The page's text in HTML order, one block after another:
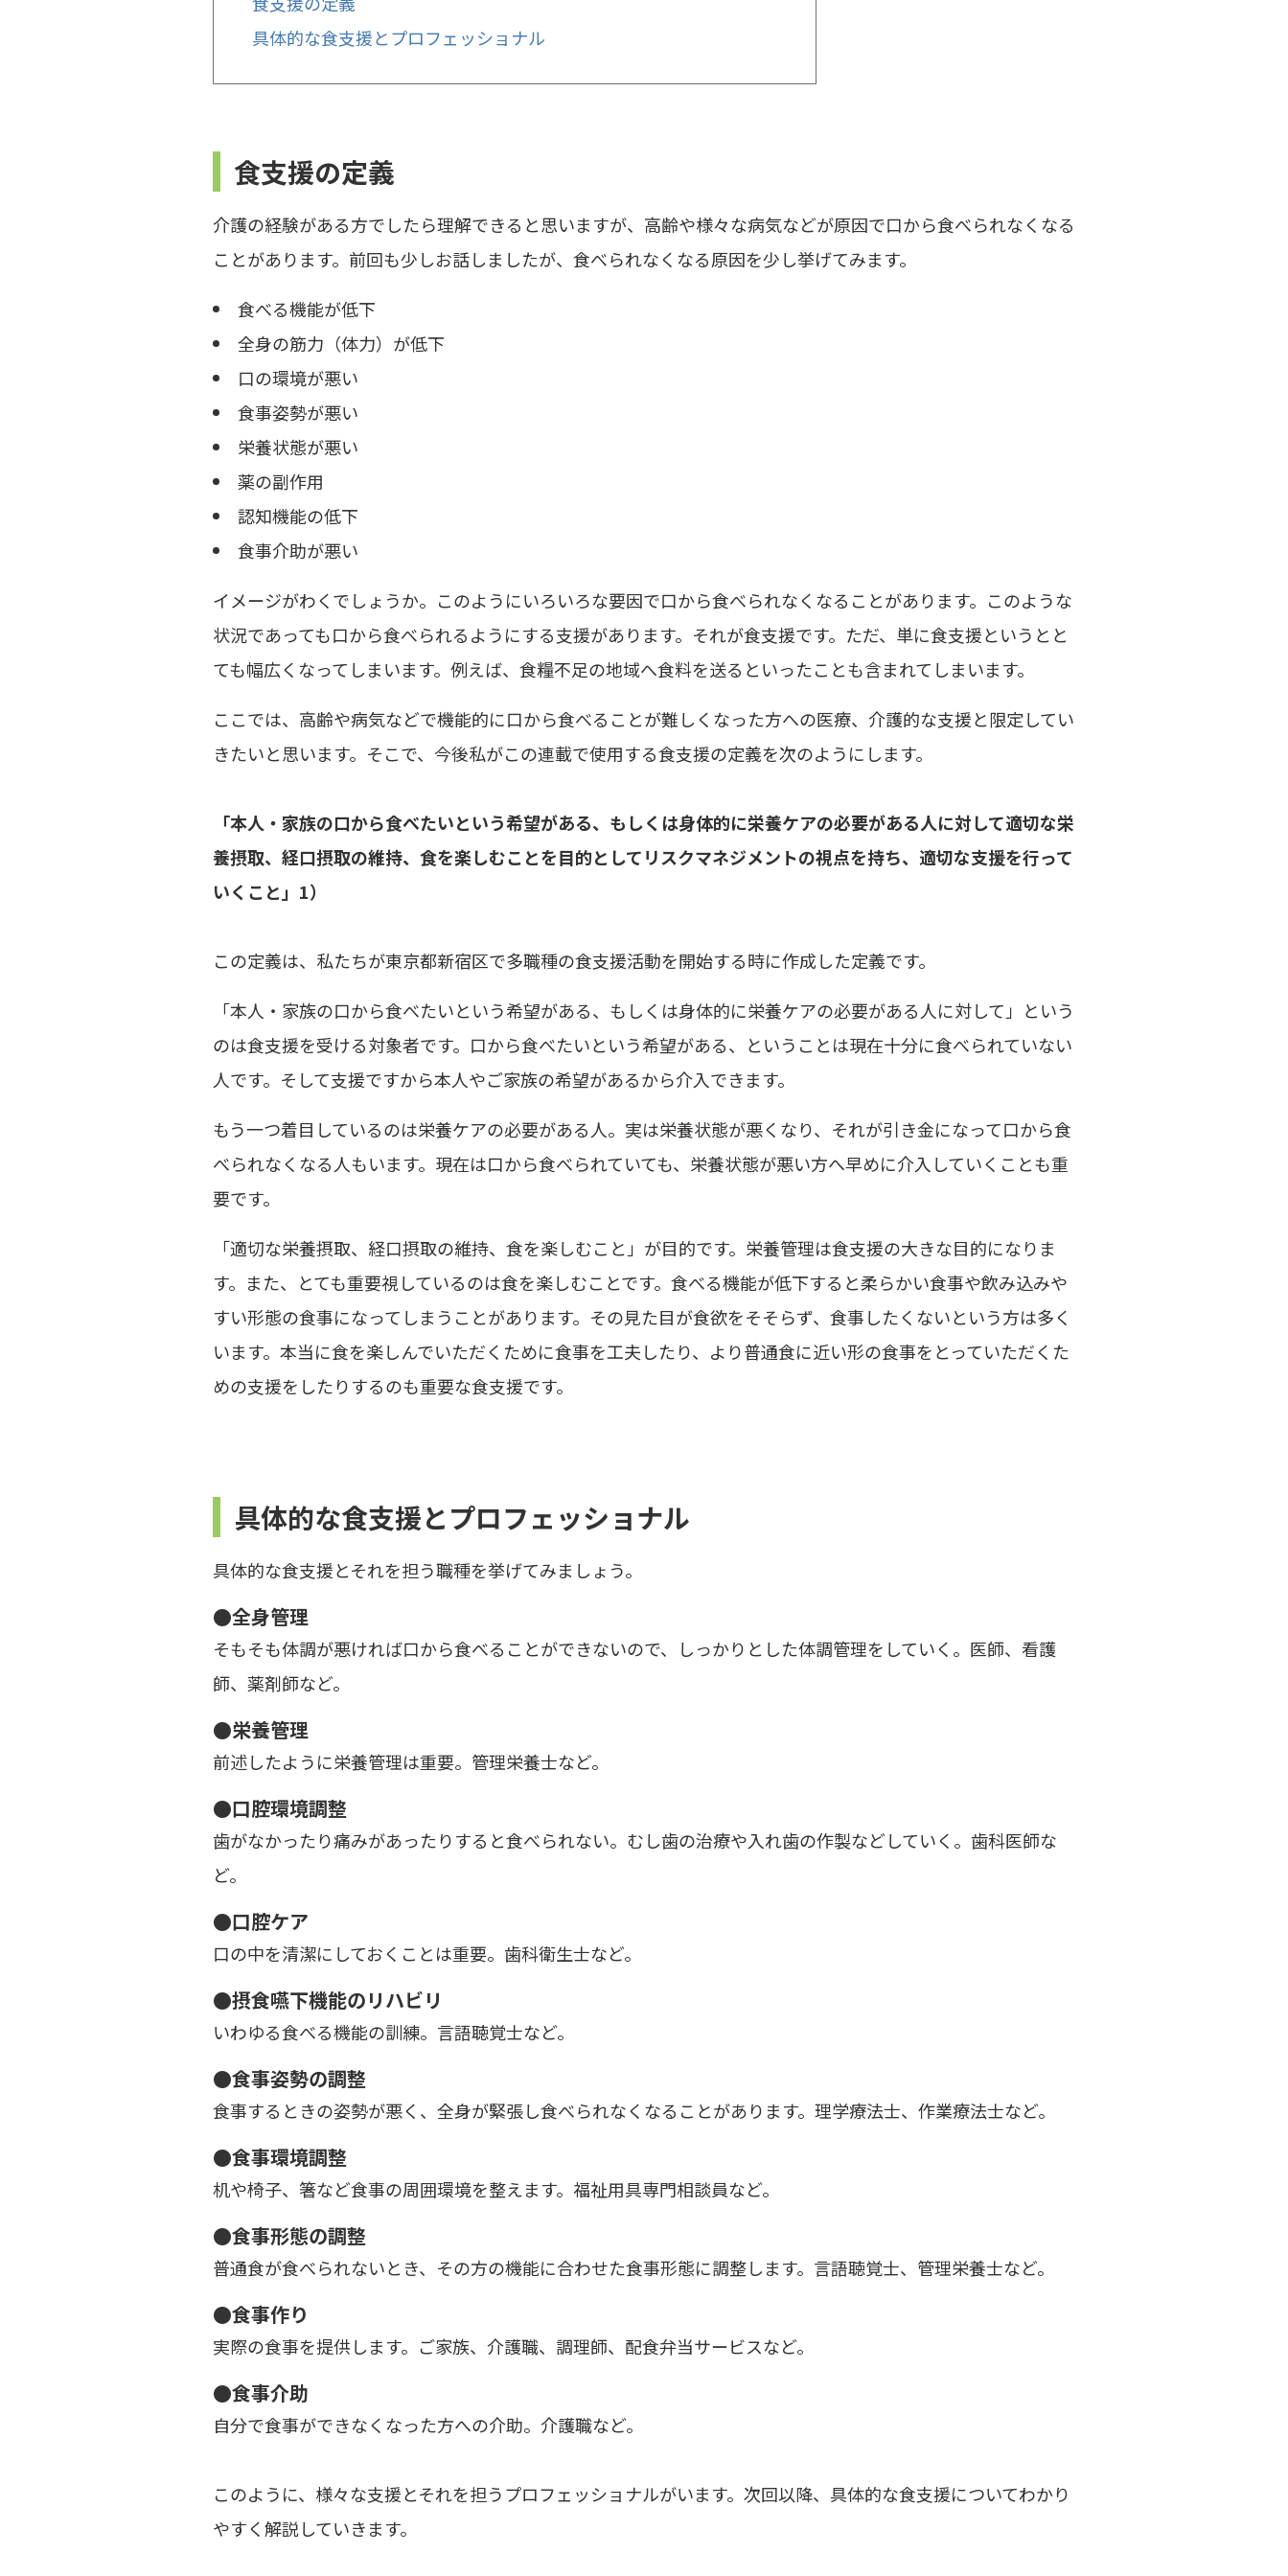
具体的な食支援とプロフェッショナル
食支援の定義
介護の経験がある方でしたら理解できると思いますが、高齢や様々な病気などが原因で口から食べられなくなる
ことがあります。前回も少しお話しましたが、食べられなくなる原因を少し挙げてみます。
食べる機能が低下
全身の筋力（体力）が低下
口の環境が悪い
食事姿勢が悪い
栄養状態が悪い
薬の副作用
認知機能の低下
食事介助が悪い
イメージがわくでしょうか。このようにいろいろな要因で口から食べられなくなることがあります。このような
状況であっても口から食べられるようにする支援があります。それが食支援です。ただ、単に食支援というとと
ても幅広くなってしまいます。例えば、食糧不足の地域へ食料を送るといったことも含まれてしまいます。
ここでは、高齢や病気などで機能的に口から食べることが難しくなった方への医療、介護的な支援と限定してい
きたいと思います。そこで、今後私がこの連載で使用する食支援の定義を次のようにします。
「本人・家族の口から食べたいという希望がある、もしくは身体的に栄養ケアの必要がある人に対して適切な栄
養摂取、経口摂取の維持、食を楽しむことを目的としてリスクマネジメントの視点を持ち、適切な支援を行って
いくこと」1）
この定義は、私たちが東京都新宿区で多職種の食支援活動を開始する時に作成した定義です。
「本人・家族の口から食べたいという希望がある、もしくは身体的に栄養ケアの必要がある人に対して」という
のは食支援を受ける対象者です。口から食べたいという希望がある、ということは現在十分に食べられていない
人です。そして支援ですから本人やご家族の希望があるから介入できます。
もう一つ着目しているのは栄養ケアの必要がある人。実は栄養状態が悪くなり、それが引き金になって口から食
べられなくなる人もいます。現在は口から食べられていても、栄養状態が悪い方へ早めに介入していくことも重
要です。
「適切な栄養摂取、経口摂取の維持、食を楽しむこと」が目的です。栄養管理は食支援の大きな目的になりま
す。また、とても重要視しているのは食を楽しむことです。食べる機能が低下すると柔らかい食事や飲み込みや
すい形態の食事になってしまうことがあります。その見た目が食欲をそそらず、食事したくないという方は多く
います。本当に食を楽しんでいただくために食事を工夫したり、より普通食に近い形の食事をとっていただくた
めの支援をしたりするのも重要な食支援です。
具体的な食支援とプロフェッショナル
具体的な食支援とそれを担う職種を挙げてみましょう。
●全身管理
そもそも体調が悪ければ口から食べることができないので、しっかりとした体調管理をしていく。医師、看護
師、薬剤師など。
●栄養管理
前述したように栄養管理は重要。管理栄養士など。
●口腔環境調整
歯がなかったり痛みがあったりすると食べられない。むし歯の治療や入れ歯の作製などしていく。歯科医師な
ど。
●口腔ケア
口の中を清潔にしておくことは重要。歯科衛生士など。
●摂食嚥下機能のリハビリ
いわゆる食べる機能の訓練。言語聴覚士など。
●食事姿勢の調整
食事するときの姿勢が悪く、全身が緊張し食べられなくなることがあります。理学療法士、作業療法士など。
●食事環境調整
机や椅子、箸など食事の周囲環境を整えます。福祉用具専門相談員など。
●食事形態の調整
普通食が食べられないとき、その方の機能に合わせた食事形態に調整します。言語聴覚士、管理栄養士など。
●食事作り
実際の食事を提供します。ご家族、介護職、調理師、配食弁当サービスなど。
●食事介助
自分で食事ができなくなった方への介助。介護職など。
このように、様々な支援とそれを担うプロフェッショナルがいます。次回以降、具体的な食支援についてわかり
やすく解説していきます。